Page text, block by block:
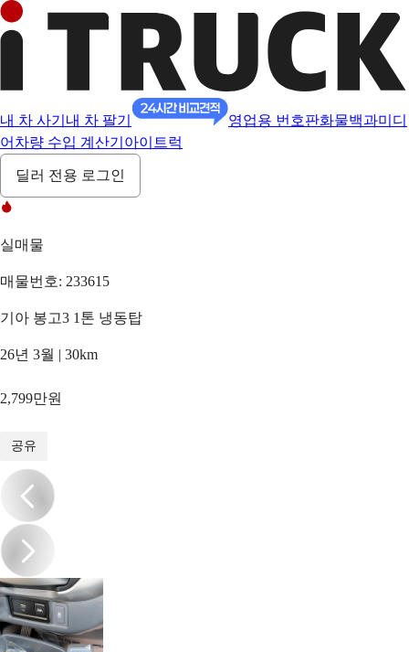
내 차 사기 내 차 팔기 영업용 번호판화물백과미디
어 차량 수입 계산기 아이트럭
딜러 전용 로그인
실매물
매물번호: 233615
기아 봉고3 1톤 냉동탑
26년 3월 | 30km
2,799만원
공유
/19